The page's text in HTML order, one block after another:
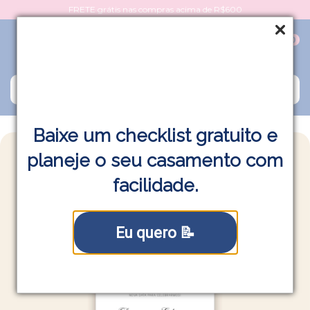
Baixe um checklist gratuito e
planeje o seu casamento com
facilidade.
Eu quero 📝
FRETE grátis nas compras acima de R$600
0